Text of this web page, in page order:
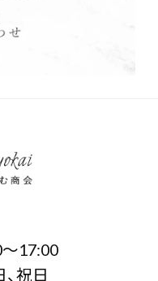
17:00
祝日